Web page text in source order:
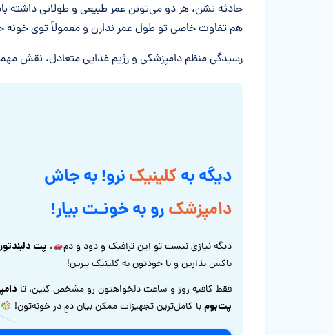
حادثه نشن، هر دو می‌تونن عمر طبیعی و طولانی داشته
هم تفاوت خاصی تو طول عمر ندارن و معمولاً توی خونه حدود ۲۰ تا ۲۵ سال عمر
رسیدگی منظم دامپزشکی و رژیم غذایی متعادل، نقش
دیگه بهکلینیکنرو! به جاش
دامپزشکرو به خونـت بیار!
دیگه نیازی نیست تو این ترافیک و دود و دم ، پت
باکس بذارین و با خودتون به کلینیک ببرین!
فقط کافیه روز و ساعت دلخواهتون رو مشخص کنین، تا
پت‌بومبا کامل‌ترین تجهیزات ممکن بیان دمِ در خونه‌تون!